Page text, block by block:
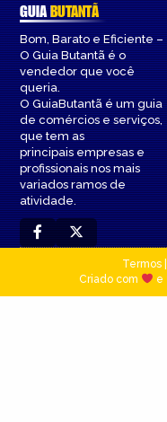
GUIABUTANTÃ
Bom, Barato e Eficiente –
O Guia Butantã é o
vendedor que você
queria.
O GuiaButantã é um guia
de comércios e serviços,
que tem as
principais empresas e
profissionais nos mais
variados ramos de
atividade.
Termos|
Criado com
e